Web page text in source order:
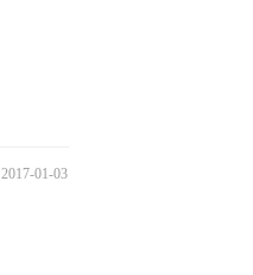
2017-01-03